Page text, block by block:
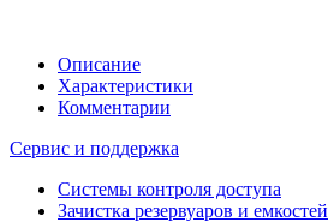
Описание
Характеристики
Комментарии
Сервис и поддержка
Системы контроля доступа
Зачистка резервуаров и емкостей